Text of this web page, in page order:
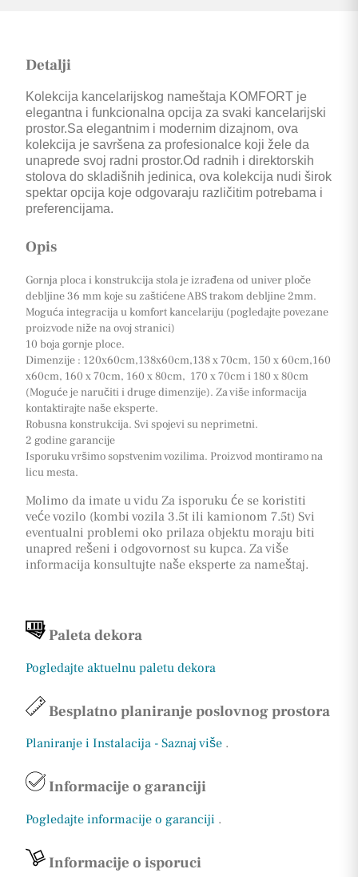
Detalji
Kolekcija kancelarijskog nameštaja KOMFORT je
elegantna i funkcionalna opcija za svaki kancelarijski
prostor.Sa elegantnim i modernim dizajnom, ova
kolekcija je savršena za profesionalce koji žele da
unaprede svoj radni prostor.Od radnih i direktorskih
stolova do skladišnih jedinica, ova kolekcija nudi širok
spektar opcija koje odgovaraju različitim potrebama i
preferencijama.
Opis
Gornja ploca i konstrukcija stola je izrađena od univer ploče
debljine 36 mm koje su zaštićene ABS trakom debljine 2mm.
Moguća integracija u komfort kancelariju (pogledajte povezane
proizvode niže na ovoj stranici)
10 boja gornje ploce.
Dimenzije : 120x60cm,138x60cm,138 x 70cm, 150 x 60cm,160
x60cm, 160 x 70cm, 160 x 80cm, 170 x 70cm i 180 x 80cm
(Moguće je naručiti i druge dimenzije). Za više informacija
kontaktirajte naše eksperte.
Robusna konstrukcija. Svi spojevi su neprimetni.
2 godine garancije
Isporuku vršimo sopstvenim vozilima. Proizvod montiramo na
licu mesta.
Molimo da imate u vidu Za isporuku će se koristiti
veće vozilo (kombi vozila 3.5t ili kamionom 7.5t) Svi
eventualni problemi oko prilaza objektu moraju biti
unapred rešeni i odgovornost su kupca. Za više
informacija konsultujte naše eksperte za nameštaj.
Paleta dekora
Pogledajte aktuelnu paletu dekora
Besplatno planiranje poslovnog prostora
Planiranje i Instalacija - Saznaj više .
Informacije o garanciji
Pogledajte informacije o garanciji .
Informacije o isporuci